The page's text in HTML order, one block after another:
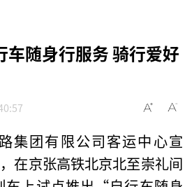
车随身行服务 骑行爱好
集团有限公司客运中心宣
在京张高铁北京北至崇礼间